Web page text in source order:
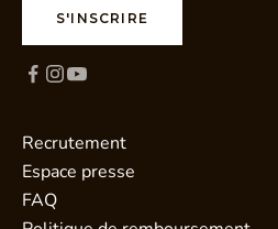
S'INSCRIRE
Recrutement
Espace presse
FAQ